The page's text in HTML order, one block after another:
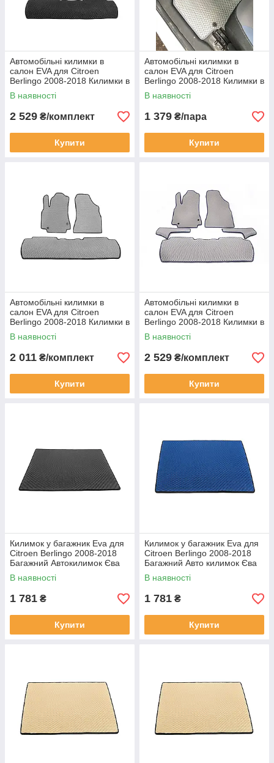
Автомобільні килимки в
салон EVA для Citroen
Berlingo 2008-2018 Килимки в
салон Ситроен Берлінго 5 шт.
чорні
В наявності
2 529 ₴/комплект
Купити
Автомобільні килимки в
салон EVA для Citroen
Berlingo 2008-2018 Килимки в
салон Ситроен Берлінго 2 шт.
сірі
В наявності
1 379 ₴/пара
Купити
Автомобільні килимки в
салон EVA для Citroen
Berlingo 2008-2018 Килимки в
салон Ситроен Берлінго 3 шт
сірі
В наявності
2 011 ₴/комплект
Купити
Автомобільні килимки в
салон EVA для Citroen
Berlingo 2008-2018 Килимки в
салон Ситроен Берлінго 5 шт
сірі
В наявності
2 529 ₴/комплект
Купити
Килимок у багажник Eva для
Citroen Berlingo 2008-2018
Багажний Автокилимок Єва
Сітроен Берлінго чорний
В наявності
1 781 ₴
Купити
Килимок у багажник Eva для
Citroen Berlingo 2008-2018
Багажний Авто килимок Єва
Сітроен Берлінго Синій
В наявності
1 781 ₴
Купити